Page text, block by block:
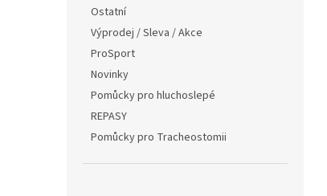
Ostatní
Výprodej / Sleva / Akce
ProSport
Novinky
Pomůcky pro hluchoslepé
REPASY
Pomůcky pro Tracheostomii